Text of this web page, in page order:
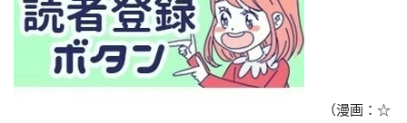
（漫画：☆